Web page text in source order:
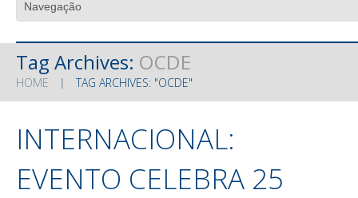
Tag Archives: OCDE
HOME TAG ARCHIVES: "OCDE"
INTERNACIONAL:
EVENTO CELEBRA 25